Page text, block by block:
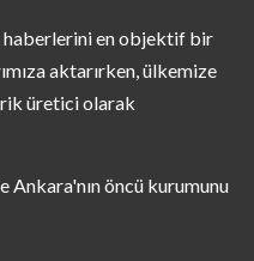
haberlerini en objektif bir
aktarırken, ülkemize
üretici olarak
Ankara'nın öncü kurumunu